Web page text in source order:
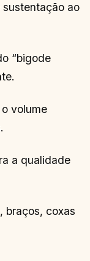
ao
“bigode
volume
a qualidade
braços, coxas